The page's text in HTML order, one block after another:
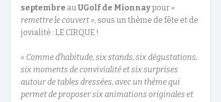
septembre auUGolf de Mionnaypour «
remettre le couvert », sous un thème de fête et de
jovialité : LE CIRQUE !
« Comme d’habitude, six stands, six dégustations,
six moments de convivialité et six surprises
autour de tables dressées, avec un thème qui
permet de proposer six animations originales et